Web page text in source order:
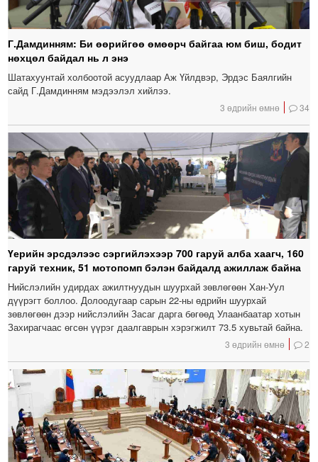
Г.Дамдинням: Би өөрийгөө өмөөрч байгаа юм биш, бодит
нөхцөл байдал нь л энэ
Шатахуунтай холбоотой асуудлаар Аж Үйлдвэр, Эрдэс Баялгийн
сайд Г.Дамдинням мэдээлэл хийлээ.
3 өдрийн өмнө 34
Үерийн эрсдэлээс сэргийлэхээр 700 гаруй алба хаагч, 160
гаруй техник, 51 мотопомп бэлэн байдалд ажиллаж байна
Нийслэлийн удирдах ажилтнуудын шуурхай зөвлөгөөн Хан-Уул
дүүрэгт боллоо. Долоодугаар сарын 22-ны өдрийн шуурхай
зөвлөгөөн дээр нийслэлийн Засаг дарга бөгөөд Улаанбаатар хотын
Захирагчаас өгсөн үүрэг даалгаврын хэрэгжилт 73.5 хувьтай байна.
3 өдрийн өмнө 2